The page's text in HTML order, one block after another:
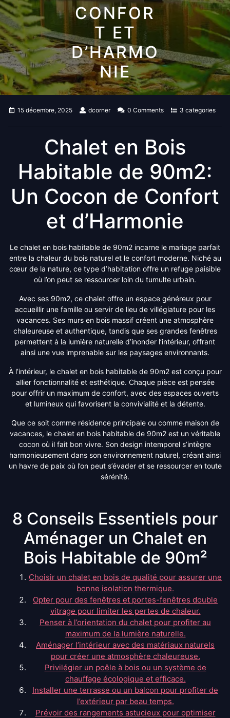
CONFOR
T ET
D’HARMO
NIE
15 décembre, 2025 dcorner 0 Comments 3 categories
Chalet en Bois
Habitable de 90m2:
Un Cocon de Confort
et d’Harmonie
Le chalet en bois habitable de 90m2 incarne le mariage parfait
entre la chaleur du bois naturel et le confort moderne. Niché au
cœur de la nature, ce type d’habitation offre un refuge paisible
où l’on peut se ressourcer loin du tumulte urbain.
Avec ses 90m2, ce chalet offre un espace généreux pour
accueillir une famille ou servir de lieu de villégiature pour les
vacances. Ses murs en bois massif créent une atmosphère
chaleureuse et authentique, tandis que ses grandes fenêtres
permettent à la lumière naturelle d’inonder l’intérieur, offrant
ainsi une vue imprenable sur les paysages environnants.
À l’intérieur, le chalet en bois habitable de 90m2 est conçu pour
allier fonctionnalité et esthétique. Chaque pièce est pensée
pour offrir un maximum de confort, avec des espaces ouverts
et lumineux qui favorisent la convivialité et la détente.
Que ce soit comme résidence principale ou comme maison de
vacances, le chalet en bois habitable de 90m2 est un véritable
cocon où il fait bon vivre. Son design intemporel s’intègre
harmonieusement dans son environnement naturel, créant ainsi
un havre de paix où l’on peut s’évader et se ressourcer en toute
sérénité.
8 Conseils Essentiels pour
Aménager un Chalet en
Bois Habitable de 90m²
Choisir un chalet en bois de qualité pour assurer une
bonne isolation thermique.
Opter pour des fenêtres et portes-fenêtres double
vitrage pour limiter les pertes de chaleur.
Penser à l’orientation du chalet pour profiter au
maximum de la lumière naturelle.
Aménager l’intérieur avec des matériaux naturels
pour créer une atmosphère chaleureuse.
Privilégier un poêle à bois ou un système de
chauffage écologique et efficace.
Installer une terrasse ou un balcon pour profiter de
l’extérieur par beau temps.
Prévoir des rangements astucieux pour optimiser